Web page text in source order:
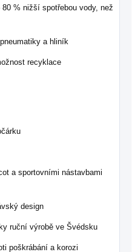
% nižší spotřebou vody, než
a hliník
recyklace
a sportovními nástavbami
design
ruční výrobě ve Švédsku
poškrábání a korozi